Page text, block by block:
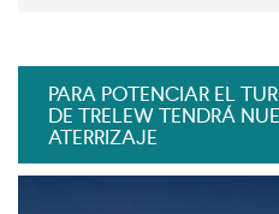
PARA POTENCIAR EL
DE TRELEW TENDRÁ
ATERRIZAJE